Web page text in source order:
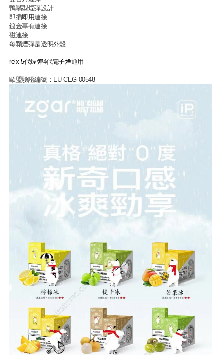
鴨嘴型煙彈設計
即插即用連接
鍍金專有連接
磁連接
每顆煙彈是透明外殼
relx 5代煙彈4代電子煙通用
歐盟驗證編號：EU-CEG-00548